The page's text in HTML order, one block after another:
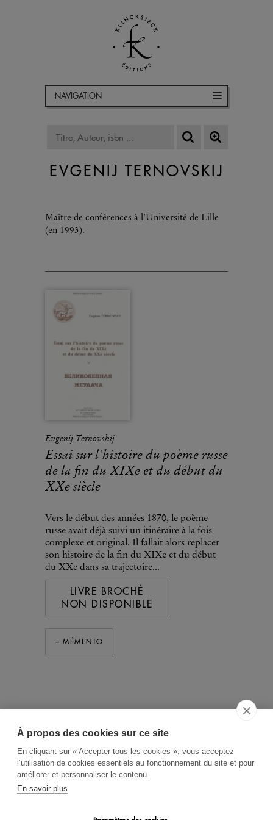
À propos des cookies sur ce site
En cliquant sur « Accepter tous les cookies », vous acceptez
l’utilisation de cookies essentiels au fonctionnement du site et pour
améliorer et personnaliser le contenu.
En savoir plus
NAVIGATION
EVGENIJ TERNOVSKIJ
Maître de conférences à l'Université de Lille
(en 1993).
Evgenij Ternovskij
Essai sur l'histoire du poème russe
de la fin du XIXe et du début du
XXe siècle
Vers le début des années 1870, le poème
russe avait déjà suivi un itinéraire à la fois
complexe et original. Il fallait alors replacer
son histoire de la fin du XIXe et du début
du XXe dans sa trajectoire...
LIVRE BROCHÉ
NON DISPONIBLE
+ MÉMENTO
RECHERCHE THÉMATIQUE
RIGHTS & PERMISSIONS